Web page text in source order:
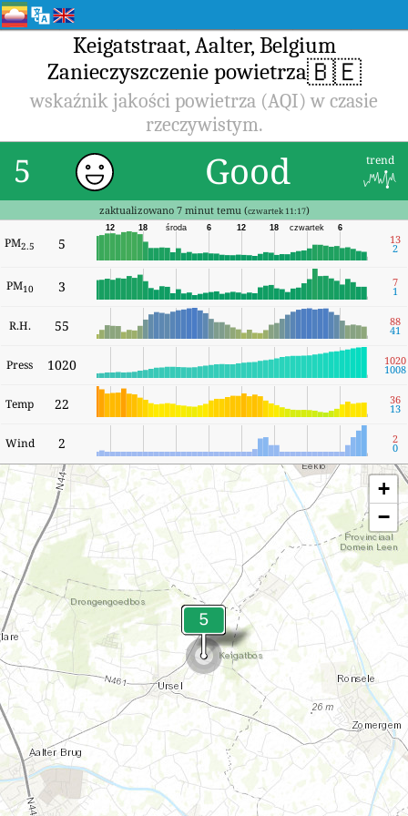
Keigatstraat, Aalter, Belgium
Zanieczyszczenie powietrza🇧🇪
wskaźnik jakości powietrza (AQI) w czasie
rzeczywistym.
5 Good trend
zaktualizowano 7 minut temu (czwartek 11:17)
PM2.5 5
6
czwartek
18
12
6
środa
18
12
13
2
PM10 3 7
1
R.H. 55 88
41
Press 1020 1020
1008
Temp 22 36
13
Wind 2 2
0
+
−